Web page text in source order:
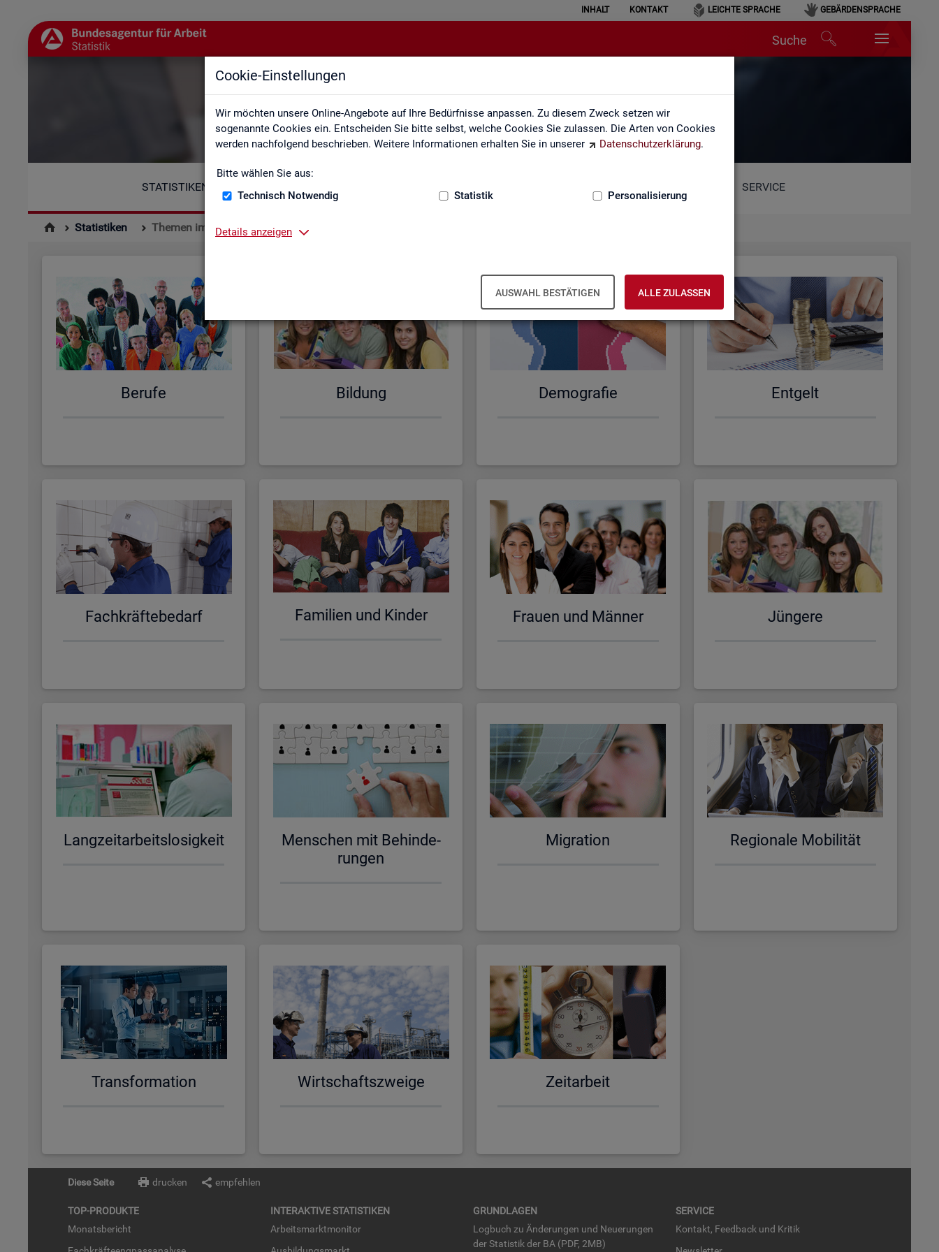
Cookie-Einstellungen
Wir möchten unsere Online-Angebote auf Ihre Bedürfnisse anpassen. Zu diesem Zweck setzen wir
sogenannte Cookies ein. Entscheiden Sie bitte selbst, welche Cookies Sie zulassen. Die Arten von Cookies
werden nachfolgend beschrieben. Weitere Informationen erhalten Sie in unserer
Datenschutzerklärung.
Bitte wählen Sie aus:
Technisch Notwendig
Statistik Personalisierung
Details anzeigen
AUSWAHL BESTÄTIGEN ALLE ZULASSEN
INHALT KONTAKT LEICHTE SPRACHE GEBÄRDENSPRACHE
Suche
Themen im Fokus
STATISTIKEN SERVICE
Statistiken Themen im Fokus
Be­ru­fe Bil­dung De­mo­gra­fie Ent­gelt
Fach­kräf­te­be­darf Fa­mi­li­en und Kin­der Frau­en und Män­ner Jün­ge­re
Lang­zeit­ar­beits­lo­sig­keit
Men­schen mit Be­hin­de­
run­gen
Mi­gra­ti­on Re­gio­na­le Mo­bi­li­tät
Trans­for­ma­ti­on Wirt­schafts­zwei­ge Zeit­ar­beit
Diese Seite drucken empfehlen
TOP-PRO­DUK­TE
Mo­nats­be­richt
IN­TER­AK­TI­VE STA­TIS­TI­KEN
Ar­beits­markt­mo­ni­tor
GRUND­LA­GEN
Log­buch zu Än­de­run­gen und Neue­run­gen
der Sta­tis­tik der BA (PDF, 2MB)
SER­VICE
Kon­takt, Feed­back und Kri­tik